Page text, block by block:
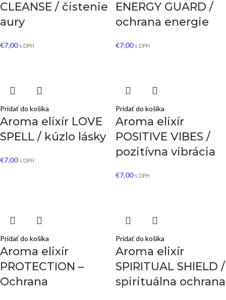
CLEANSE / čistenie
aury
€7,00 s DPH
ENERGY GUARD /
ochrana energie
€7,00 s DPH
Pridať do košíka
Aroma elixír LOVE
SPELL / kúzlo lásky
€7,00 s DPH
Pridať do košíka
Aroma elixír
POSITIVE VIBES /
pozitívna vibrácia
€7,00 s DPH
Pridať do košíka
Aroma elixír
PROTECTION –
Ochrana
Pridať do košíka
Aroma elixír
SPIRITUAL SHIELD /
spirituálna ochrana